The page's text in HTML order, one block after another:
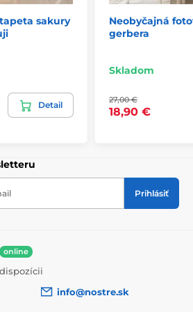
motívu podľa rozmeru
k jeho miernemu orezaniu. Po
Každá tapeta sa skladá z pásov
sakury
Detail
Neobyčajná
gerbera
Skladom
27,00 €
18,90 €
Prihlásiť
online
info@nostre.sk